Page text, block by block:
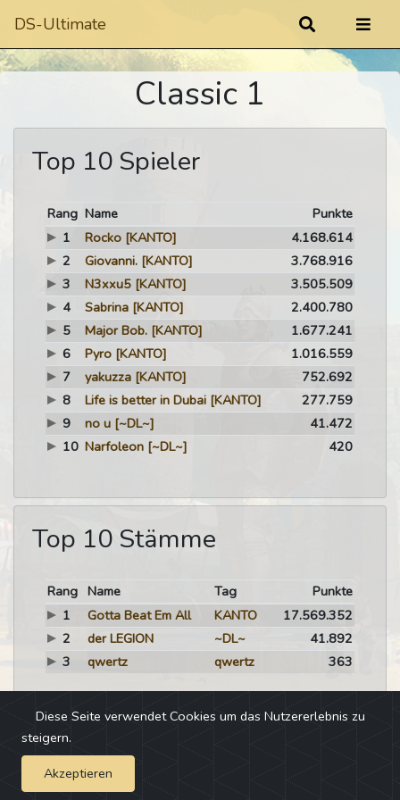
DS-Ultimate
Classic 1
Top 10 Spieler
Rang Name
Punkte
1
Rocko [KANTO]
4.168.614
2
Giovanni. [KANTO]
3.768.916
3
N3xxu5 [KANTO]
3.505.509
4
Sabrina [KANTO]
2.400.780
5
Major Bob. [KANTO]
1.677.241
6
Pyro [KANTO]
1.016.559
7
yakuzza [KANTO]
752.692
8
Life is better in Dubai [KANTO]
277.759
9
no u [~DL~]
41.472
10 Narfoleon [~DL~] 420
Top 10 Stämme
Rang Name Tag
Punkte
1
Gotta Beat Em All KANTO
17.569.352
2
der LEGION ~DL~
41.892
3
qwertz qwertz 363
Impressum - Changelog
Diese Seite verwendet Cookies um das Nutzererlebnis zu
steigern.
Akzeptieren